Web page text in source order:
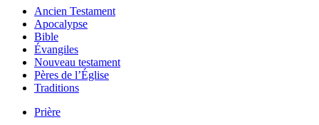
Ancien Testament
Apocalypse
Bible
Évangiles
Nouveau testament
Pères de l’Église
Traditions
Prière